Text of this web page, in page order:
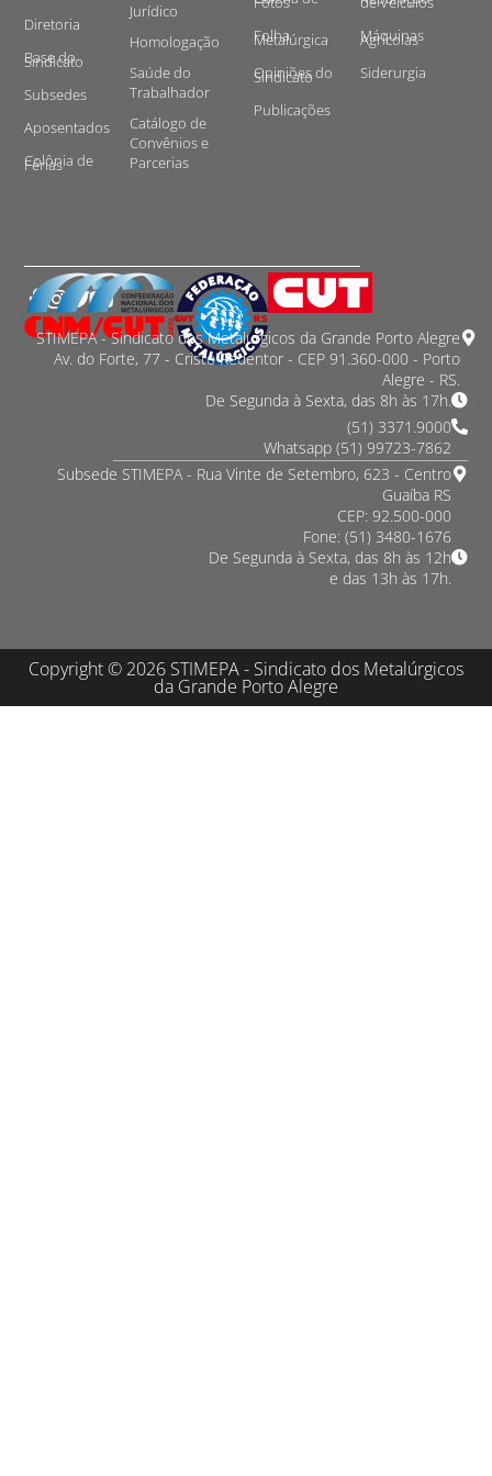
Diretoria
Base do
Sindicato
Subsedes
Aposentados
Colônia de
Férias
Jurídico
Homologação
Saúde do
Trabalhador
Catálogo de
Convênios e
Parcerias
Folha
Metalúrgica
Opiniões do
Sindicato
Publicações
Máquinas
Agrícolas
Siderurgia
STIMEPA - Sindicato dos Metalurgicos da Grande Porto Alegre
Av. do Forte, 77 - Cristo Redentor - CEP 91.360-000 - Porto
Alegre - RS.
De Segunda à Sexta, das 8h às 17h.
(51) 3371.9000
Whatsapp (51) 99723-7862
Subsede STIMEPA - Rua Vinte de Setembro, 623 - Centro
Guaíba RS
CEP: 92.500-000
Fone: (51) 3480-1676
De Segunda à Sexta, das 8h às 12h
e das 13h às 17h.
Copyright © 2026 STIMEPA - Sindicato dos Metalúrgicos
da Grande Porto Alegre